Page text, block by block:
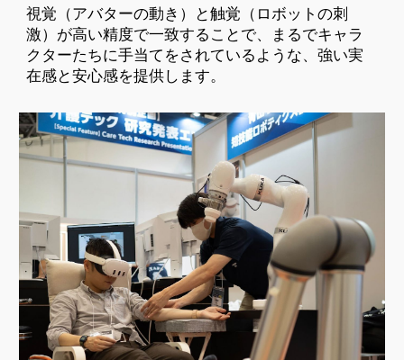
視覚（アバターの動き）と触覚（ロボットの刺
激）が高い精度で一致することで、まるでキャラ
クターたちに手当てをされているような、強い実
在感と安心感を提供します。